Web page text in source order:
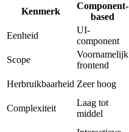
Kenmerk
Component-
based
Eenheid
UI-
component
Scope
Voornamelijk
frontend
Herbruikbaarheid Zeer hoog
Complexiteit
Laag tot
middel